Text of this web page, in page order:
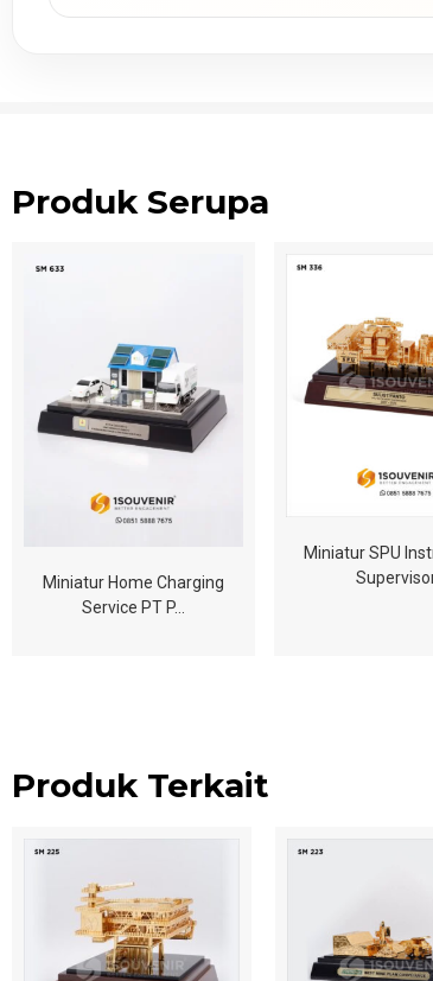
Produk Serupa
Miniatur Home Charging
Service PT P…
Miniatur SPU
Produk Terkait